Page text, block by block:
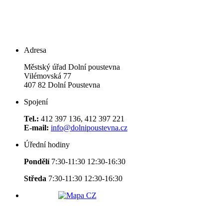
Adresa
Městský úřad Dolní poustevna
Vilémovská 77
407 82 Dolní Poustevna
Spojení
Tel.: 412 397 136, 412 397 221
E-mail: info@dolnipoustevna.cz
Úřední hodiny
Pondělí 7:30-11:30 12:30-16:30
Středa 7:30-11:30 12:30-16:30